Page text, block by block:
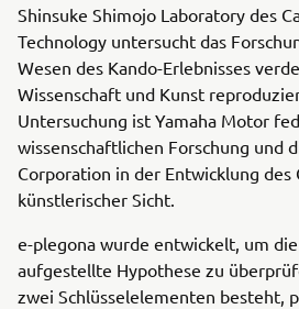
Shinsuke Shimojo Laboratory des
Technology untersucht das
Wesen des Kando-Erlebnisses
Wissenschaft und Kunst
Untersuchung ist Yamaha Motor
wissenschaftlichen Forschung und
Corporation in der Entwicklung des
künstlerischer Sicht.
e-plegona wurde entwickelt, um
aufgestellte Hypothese zu
zwei Schlüsselelementen besteht,